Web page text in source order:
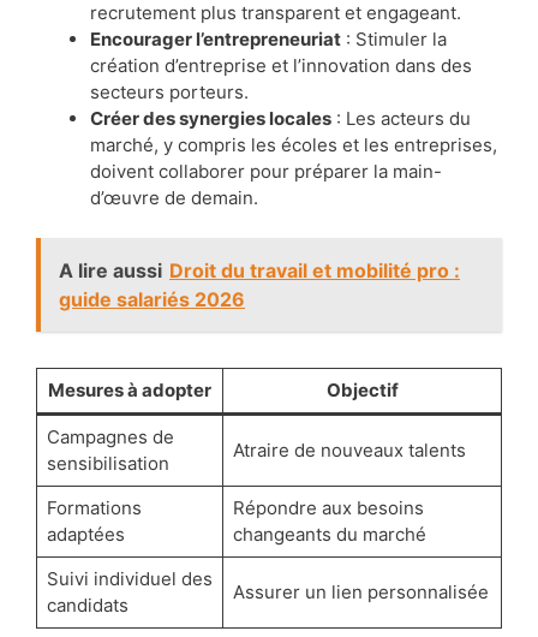
recrutement plus transparent et engageant.
Encourager l’entrepreneuriat : Stimuler la
création d’entreprise et l’innovation dans des
secteurs porteurs.
Créer des synergies locales : Les acteurs du
marché, y compris les écoles et les entreprises,
doivent collaborer pour préparer la main-
d’œuvre de demain.
A lire aussi Droit du travail et mobilité pro :
guide salariés 2026
Mesures à adopter Objectif
Campagnes de
sensibilisation
Atraire de nouveaux talents
Formations
adaptées
Répondre aux besoins
changeants du marché
Suivi individuel des
candidats
Assurer un lien personnalisée